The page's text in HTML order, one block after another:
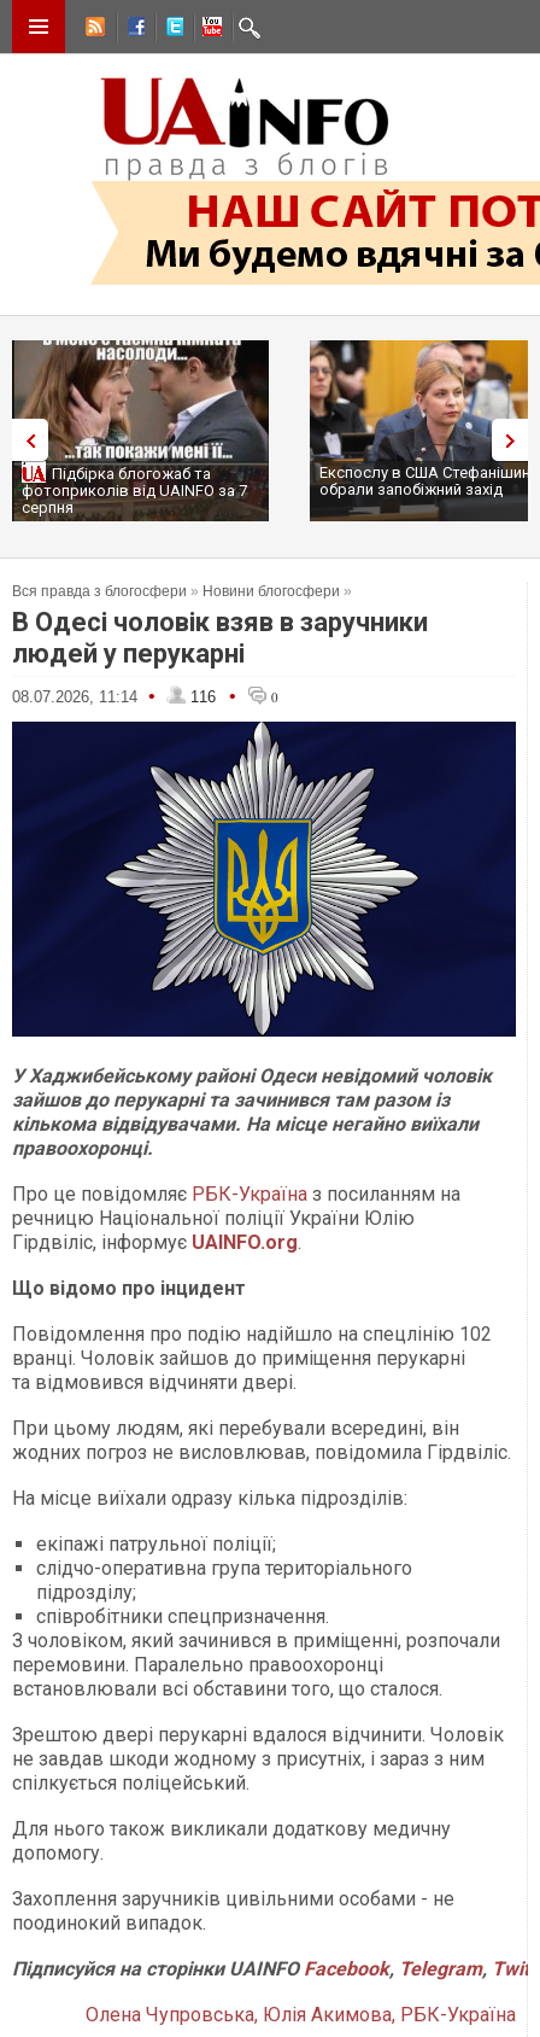
Підбірка блогожаб та
фотоприколів від UAINFO за 7
серпня
Експослу в США
обрали запобіжний захід
Вся правда з блогосфери » Новини блогосфери »
В Одесі чоловік взяв в заручники
людей у перукарні
08.07.2026, 11:14 • 116 • 0
У Хаджибейському районі Одеси невідомий чоловік
зайшов до перукарні та зачинився там разом із
кількома відвідувачами. На місце негайно виїхали
правоохоронці.
Про це повідомляє РБК-Україна з посиланням на
речницю Національної поліції України Юлію
Гірдвіліс, інформує UAINFO.org.
Що відомо про інцидент
Повідомлення про подію надійшло на спецлінію 102
вранці. Чоловік зайшов до приміщення перукарні
та відмовився відчиняти двері.
При цьому людям, які перебували всередині, він
жодних погроз не висловлював, повідомила Гірдвіліс.
На місце виїхали одразу кілька підрозділів:
екіпажі патрульної поліції;
слідчо-оперативна група територіального
підрозділу;
співробітники спецпризначення.
З чоловіком, який зачинився в приміщенні, розпочали
перемовини. Паралельно правоохоронці
встановлювали всі обставини того, що сталося.
Зрештою двері перукарні вдалося відчинити. Чоловік
не завдав шкоди жодному з присутніх, і зараз з ним
спілкується поліцейський.
Для нього також викликали додаткову медичну
допомогу.
Захоплення заручників цивільними особами - не
поодинокий випадок.
ПідписуйсянасторінкиUAINFO Facebook, Telegram,
Олена Чупровська, Юлія Акимова, РБК-Україна